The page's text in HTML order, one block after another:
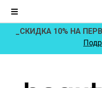
_СКИДКА 10% НА